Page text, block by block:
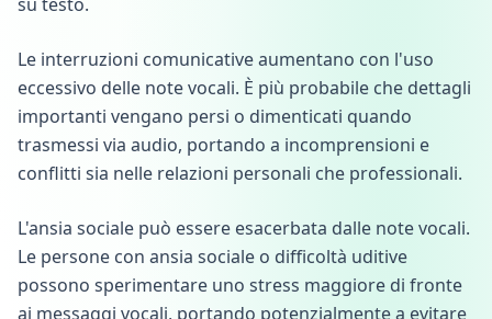
Le interruzioni comunicative aumentano con l'uso
eccessivo delle note vocali. È più probabile che dettagli
importanti vengano persi o dimenticati quando
trasmessi via audio, portando a incomprensioni e
conflitti sia nelle relazioni personali che professionali.
L'ansia sociale può essere esacerbata dalle note vocali.
Le persone con ansia sociale o difficoltà uditive
possono sperimentare uno stress maggiore di fronte
ai messaggi vocali, portando potenzialmente a evitare